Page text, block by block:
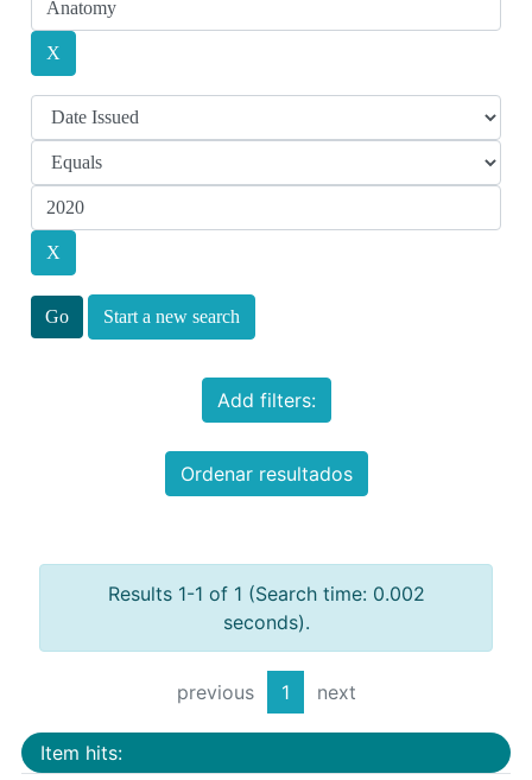
Start a new search
Add filters:
Ordenar resultados
Results 1-1 of 1 (Search time: 0.002
seconds).
previous 1 next
Item hits: